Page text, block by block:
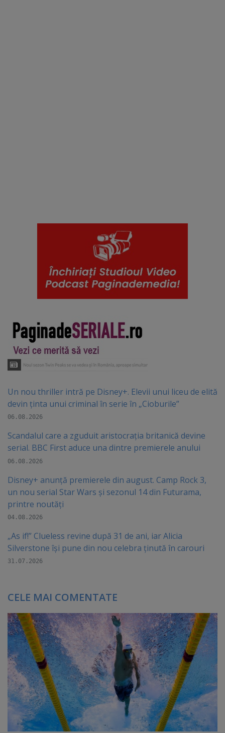
Un nou thriller intră pe Disney+. Elevii unui liceu de elită
devin ținta unui criminal în serie în „Cioburile”
06.08.2026
Scandalul care a zguduit aristocrația britanică devine
serial. BBC First aduce una dintre premierele anului
06.08.2026
Disney+ anunță premierele din august. Camp Rock 3,
un nou serial Star Wars și sezonul 14 din Futurama,
printre noutăți
04.08.2026
„As if!” Clueless revine după 31 de ani, iar Alicia
Silverstone își pune din nou celebra ținută în carouri
31.07.2026
CELE MAI COMENTATE